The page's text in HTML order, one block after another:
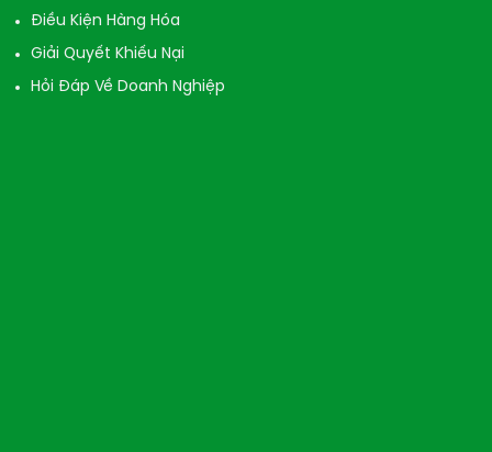
Điều Kiện Hàng Hóa
Giải Quyết Khiếu Nại
Hỏi Đáp Về Doanh Nghiệp